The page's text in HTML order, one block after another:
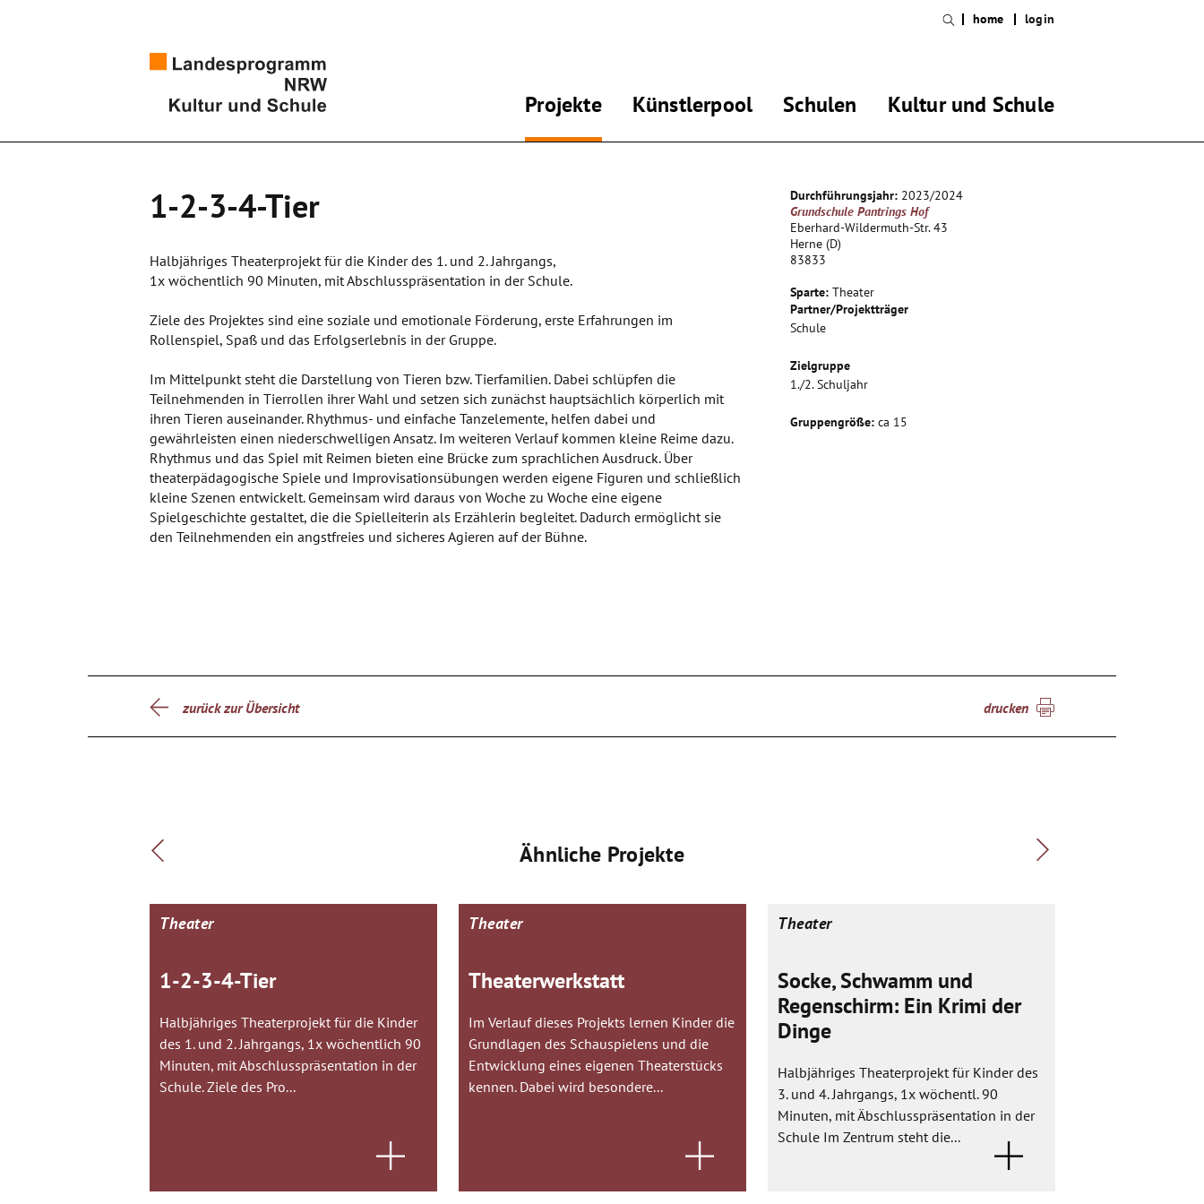
Projekte Künstlerpool Schulen Kultur und Schule
home login
1-2-3-4-Tier
Halbjähriges Theaterprojekt für die Kinder des 1. und 2. Jahrgangs,
1x wöchentlich 90 Minuten, mit Abschlusspräsentation in der Schule.
Ziele des Projektes sind eine soziale und emotionale Förderung, erste Erfahrungen im
Rollenspiel, Spaß und das Erfolgserlebnis in der Gruppe.
Im Mittelpunkt steht die Darstellung von Tieren bzw. Tierfamilien. Dabei schlüpfen die
Teilnehmenden in Tierrollen ihrer Wahl und setzen sich zunächst hauptsächlich körperlich mit
ihren Tieren auseinander. Rhythmus- und einfache Tanzelemente, helfen dabei und
gewährleisten einen niederschwelligen Ansatz. Im weiteren Verlauf kommen kleine Reime dazu.
Rhythmus und das SpieI mit Reimen bieten eine Brücke zum sprachlichen Ausdruck. Über
theaterpädagogische Spiele und Improvisationsübungen werden eigene Figuren und schließlich
kleine Szenen entwickelt. Gemeinsam wird daraus von Woche zu Woche eine eigene
Spielgeschichte gestaltet, die die Spielleiterin als Erzählerin begleitet. Dadurch ermöglicht sie
den Teilnehmenden ein angstfreies und sicheres Agieren auf der Bühne.
Durchführungsjahr: 2023/2024
Grundschule Pantrings Hof
Eberhard-Wildermuth-Str. 43
Herne (D)
83833
Sparte: Theater
Partner/Projektträger
Schule
Zielgruppe
1./2. Schuljahr
Gruppengröße: ca 15
zurück zur Übersicht drucken
Ähnliche Projekte
Theater
1-2-3-4-Tier
Halbjähriges Theaterprojekt für die Kinder
des 1. und 2. Jahrgangs, 1x wöchentlich 90
Minuten, mit Abschlusspräsentation in der
Schule. Ziele des Pro...
Theater
Theaterwerkstatt
Im Verlauf dieses Projekts lernen Kinder die
Grundlagen des Schauspielens und die
Entwicklung eines eigenen Theaterstücks
kennen. Dabei wird besondere...
Theater
Socke, Schwamm und
Regenschirm: Ein Krimi der
Dinge
Halbjähriges Theaterprojekt für Kinder des
3. und 4. Jahrgangs, 1x wöchentl. 90
Minuten, mit Äbschlusspräsentation in der
Schule Im Zentrum steht die...